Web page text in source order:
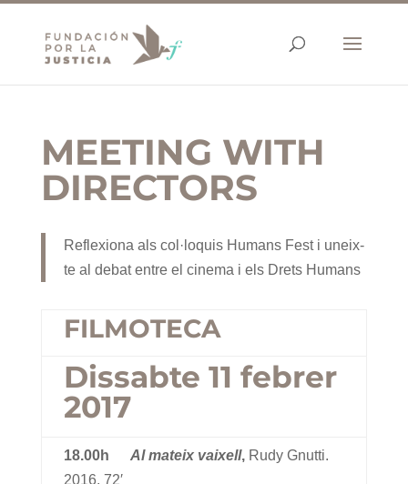
MEETING WITH
DIRECTORS
Reflexiona als col·loquis Humans Fest i uneix-
te al debat entre el cinema i els Drets Humans
FILMOTECA
Dissabte 11 febrer
2017
18.00h Al mateix vaixell, Rudy Gnutti.
2016. 72′